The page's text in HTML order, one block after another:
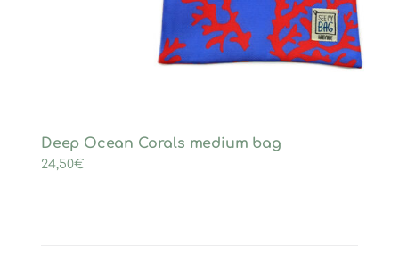
Deep Ocean Corals medium bag
24,50€